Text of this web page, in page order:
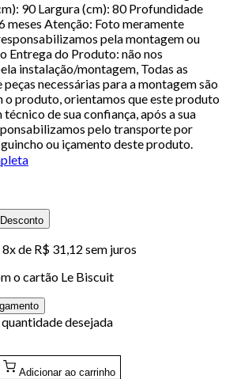
90 Largura (cm): 80 Profundidade
meses Atenção: Foto meramente
pela montagem ou
Entrega do Produto: não nos
instalação/montagem, Todas as
peças necessárias para a montagem são
o produto, orientamos que este produto
de sua confiança, após a sua
pelo transporte por
ou içamento deste produto.
Desconto
8x de R$ 31,12 sem juros
o cartão Le Biscuit
desejada
Adicionar ao carrinho